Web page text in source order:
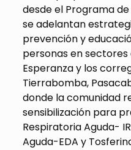
desde el Programa
se adelantan
prevención y
personas en sectores
Esperanza y los
Tierrabomba,
donde la comunidad
sensibilización para
Respiratoria Aguda-
Aguda-EDA y